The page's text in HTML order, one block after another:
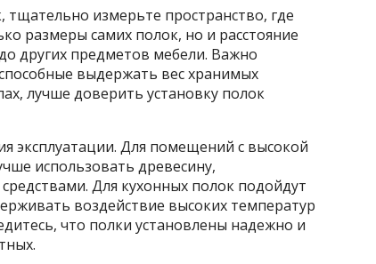
измерьте пространство, где
размеры самих полок, но и расстояние
других предметов мебели. Важно
выдержать вес хранимых
лучше доверить установку полок
эксплуатации. Для помещений с высокой
использовать древесину,
Для кухонных полок подойдут
воздействие высоких температур
что полки установлены надежно и